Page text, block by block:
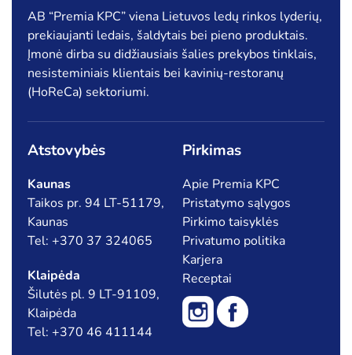
AB “Premia KPC” viena Lietuvos ledų rinkos lyderių,
prekiaujanti ledais, šaldytais bei pieno produktais.
Įmonė dirba su didžiausiais šalies prekybos tinklais,
nesisteminiais klientais bei kavinių-restoranų
(HoReCa) sektoriumi.
Atstovybės
Kaunas
Taikos pr. 94 LT-51179,
Kaunas
Tel: +370 37 324065
Klaipėda
Šilutės pl. 9 LT-91109,
Klaipėda
Tel: +370 46 411144
Pirkimas
Apie Premia KPC
Pristatymo sąlygos
Pirkimo taisyklės
Privatumo politika
Karjera
Receptai